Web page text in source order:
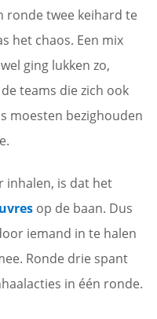
ronde twee keihard te
het chaos. Een mix
ging lukken zo,
teams die zich ook
moesten bezighouden
inhalen, is dat het
op de baan. Dus
iemand in te halen
Ronde drie spant
in één ronde.